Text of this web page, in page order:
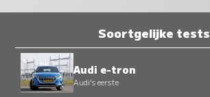
Soortgelijke tests
Audi e-tron
Audi's eerste